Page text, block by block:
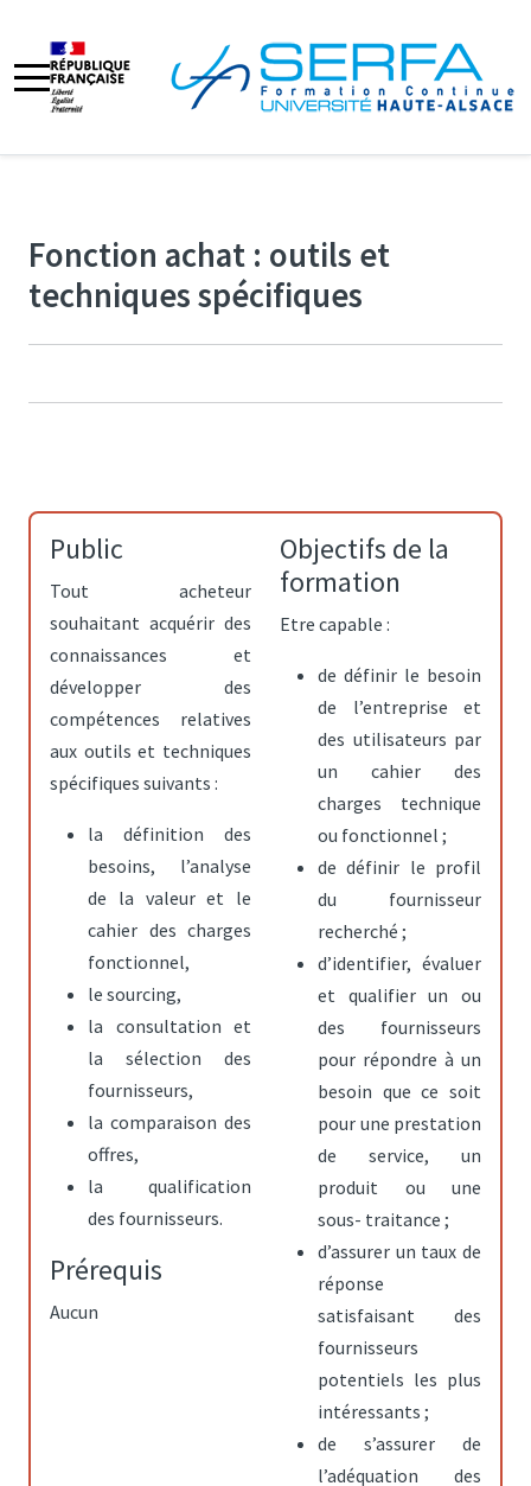
Fonction achat : outils et
techniques spécifiques
Public
Tout acheteur
souhaitant acquérir des
connaissances et
développer des
compétences relatives
aux outils et techniques
spécifiques suivants :
la définition des
besoins, l’analyse
de la valeur et le
cahier des charges
fonctionnel,
le sourcing,
la consultation et
la sélection des
fournisseurs,
la comparaison des
offres,
la qualification
des fournisseurs.
Prérequis
Aucun
Objectifs de la
formation
Etre capable :
de définir le besoin
de l’entreprise et
des utilisateurs par
un cahier des
charges technique
ou fonctionnel ;
de définir le profil
du fournisseur
recherché ;
d’identifier, évaluer
et qualifier un ou
des fournisseurs
pour répondre à un
besoin que ce soit
pour une prestation
de service, un
produit ou une
sous- traitance ;
d’assurer un taux de
réponse
satisfaisant des
fournisseurs
potentiels les plus
intéressants ;
de s’assurer de
l’adéquation des